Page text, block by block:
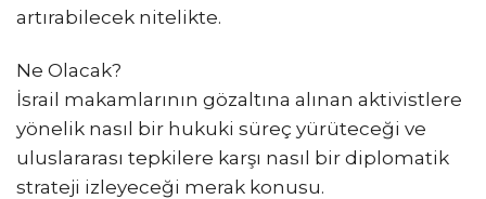
artırabilecek nitelikte.
Ne Olacak?
İsrail makamlarının gözaltına alınan aktivistlere
yönelik nasıl bir hukuki süreç yürüteceği ve
uluslararası tepkilere karşı nasıl bir diplomatik
strateji izleyeceği merak konusu.